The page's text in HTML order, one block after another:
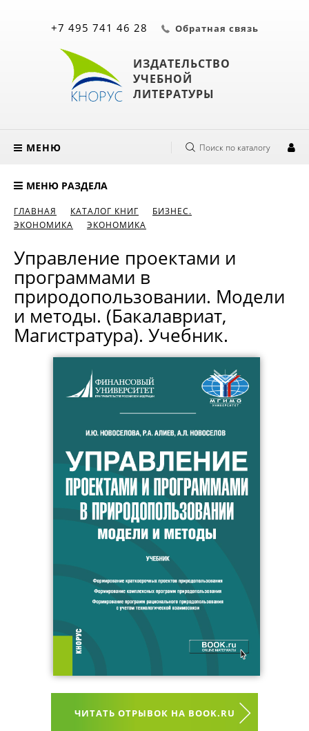
ИЗДАТЕЛЬСТВО
УЧЕБНОЙ
ЛИТЕРАТУРЫ
+7 495 741 46 28 Обратная связь
МЕНЮ Поиск по каталогу
МЕНЮ РАЗДЕЛА
ГЛАВНАЯ КАТАЛОГ КНИГ
БИЗНЕС.
ЭКОНОМИКА
ЭКОНОМИКА
Управление проектами и
программами в
природопользовании. Модели
и методы. (Бакалавриат,
Магистратура). Учебник.
ЧИТАТЬ ОТРЫВОК НА BOOK.RU